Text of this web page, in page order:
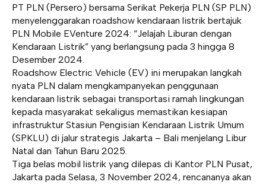
PT PLN (Persero) bersama Serikat Pekerja PLN (SP PLN)
menyelenggarakan roadshow kendaraan listrik bertajuk
PLN Mobile EVenture 2024: “Jelajah Liburan dengan
Kendaraan Listrik” yang berlangsung pada 3 hingga 8
Desember 2024.
Roadshow Electric Vehicle (EV) ini merupakan langkah
nyata PLN dalam mengkampanyekan penggunaan
kendaraan listrik sebagai transportasi ramah lingkungan
kepada masyarakat sekaligus memastikan kesiapan
infrastruktur Stasiun Pengisian Kendaraan Listrik Umum
(SPKLU) di jalur strategis Jakarta – Bali menjelang Libur
Natal dan Tahun Baru 2025.
Tiga belas mobil listrik yang dilepas di Kantor PLN Pusat,
Jakarta pada Selasa, 3 November 2024, rencananya akan